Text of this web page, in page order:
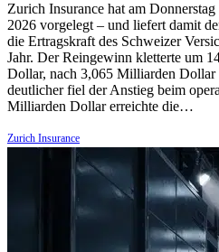
Zurich Insurance hat am
2026 vorgelegt – und liefert damit
die Ertragskraft des Schweizer
Jahr. Der Reingewinn kletterte um
Dollar, nach 3,065 Milliarden Dollar
deutlicher fiel der Anstieg beim
Milliarden Dollar erreichte die…
Zurich Insurance